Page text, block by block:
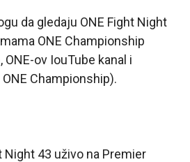
da gledaju ONE Fight Night
ONE Championship
ov IouTube kanal i
Championship).
Night 43 uživo na Premier